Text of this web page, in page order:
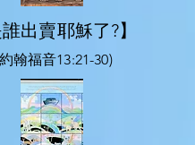
誰出賣耶穌了?】
翰福音13:21-30)